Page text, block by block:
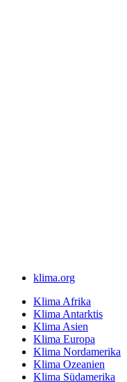
klima.org
Klima Afrika
Klima Antarktis
Klima Asien
Klima Europa
Klima Nordamerika
Klima Ozeanien
Klima Südamerika